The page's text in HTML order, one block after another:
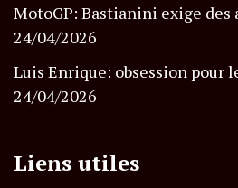
MotoGP: Bastianini exige des
24/04/2026
Luis Enrique: obsession pour
24/04/2026
Liens utiles